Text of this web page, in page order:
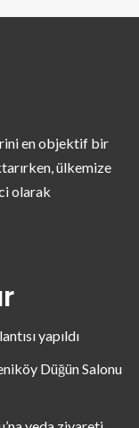
en objektif bir
ülkemize
olarak
yapıldı
Düğün Salonu